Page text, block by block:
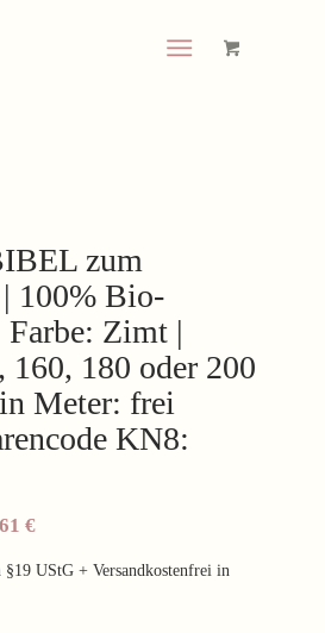
zum
| 100% Bio-
Zimt |
160, 180 oder 200
Meter: frei
KN8:
€
§19 UStG + Versandkostenfrei in